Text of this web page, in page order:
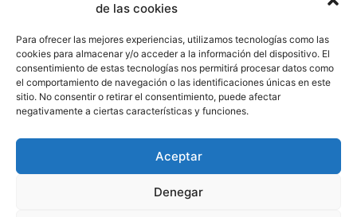
de las cookies
Para ofrecer las mejores experiencias, utilizamos tecnologías como las
cookies para almacenar y/o acceder a la información del dispositivo. El
consentimiento de estas tecnologías nos permitirá procesar datos como
el comportamiento de navegación o las identificaciones únicas en este
sitio. No consentir o retirar el consentimiento, puede afectar
negativamente a ciertas características y funciones.
Aceptar
Denegar
CONTACTA CON NOSOTROS